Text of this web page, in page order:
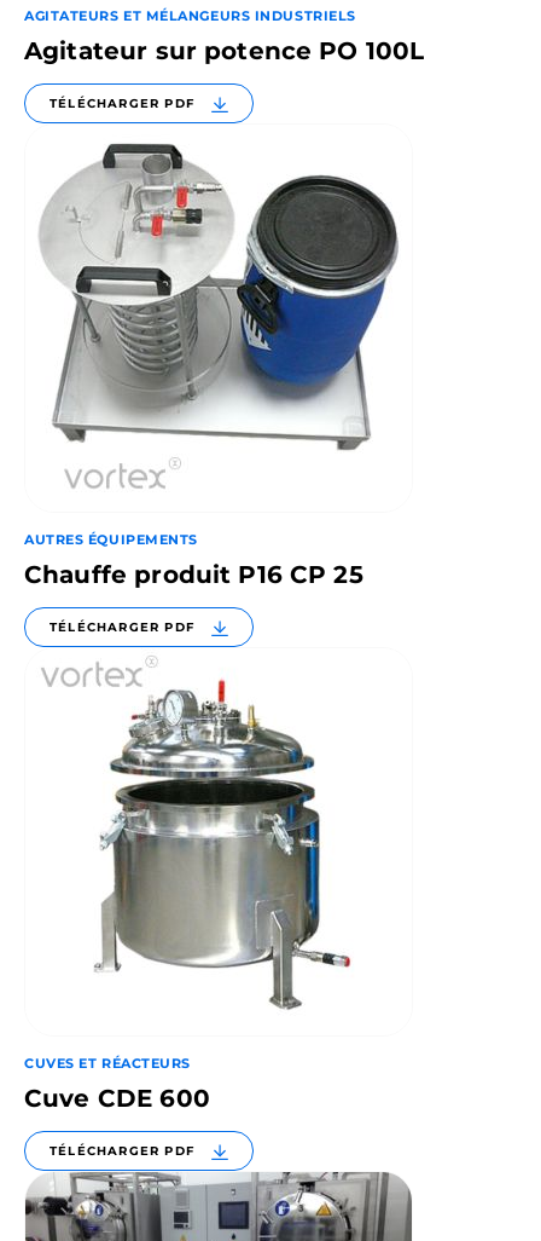
AGITATEURS ET MÉLANGEURS INDUSTRIELS
Agitateur sur potence PO 100L
TÉLÉCHARGER PDF
AUTRES ÉQUIPEMENTS
Chauffe produit P16 CP 25
TÉLÉCHARGER PDF
CUVES ET RÉACTEURS
Cuve CDE 600
TÉLÉCHARGER PDF